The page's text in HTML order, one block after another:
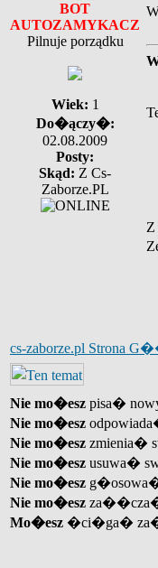
BOT
AUTOZAMYKACZ
Pilnuje porządku
Wiek: 1
Do�ączy�:
02.08.2009
Posty:
Skąd: Z Cs-
Zaborze.PL
Z
cs-zaborze.pl Strona
Nie mo�esz pisa�
Nie mo�esz
Nie mo�esz zmienia�
Nie mo�esz usuwa�
Nie mo�esz
Nie mo�esz
Mo�esz �ci�ga�